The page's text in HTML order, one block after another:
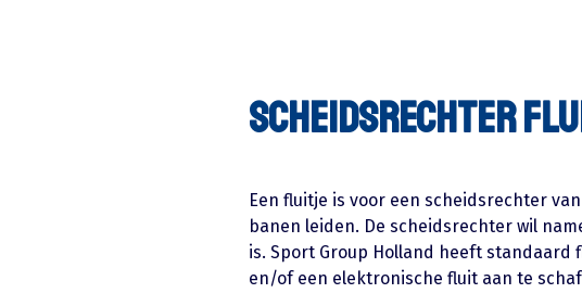
Scheidsrechter
Een fluitje is voor een scheidsrechter
banen leiden. De scheidsrechter wil
is. Sport Group Holland heeft
en/of een elektronische fluit aan te